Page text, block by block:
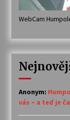
WebCam
Anonym:
vás – a teď je